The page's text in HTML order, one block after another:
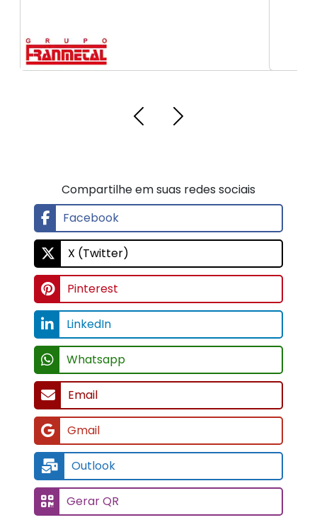
Compartilhe em suas redes sociais
Facebook
X (Twitter)
Pinterest
LinkedIn
Whatsapp
Email
Gmail
Outlook
Gerar QR